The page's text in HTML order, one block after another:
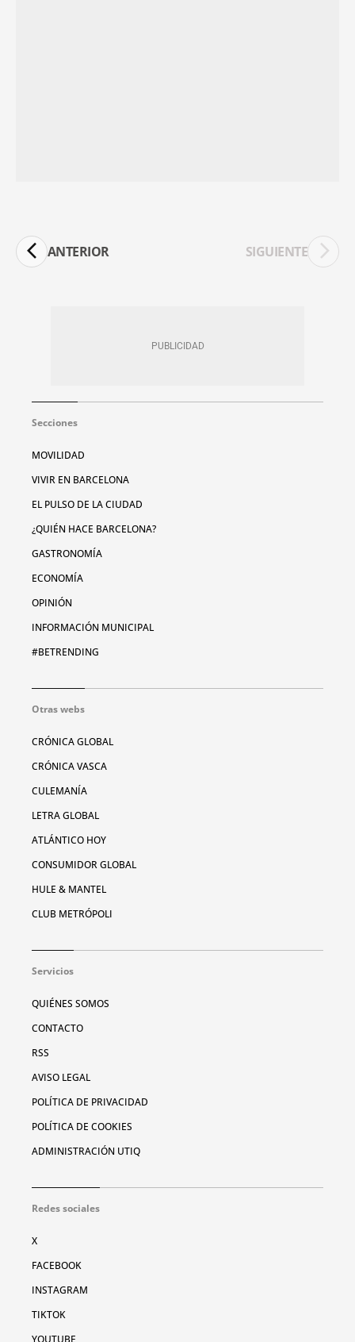
ANTERIOR SIGUIENTE
Secciones
MOVILIDAD
VIVIR EN BARCELONA
EL PULSO DE LA CIUDAD
¿QUIÉN HACE BARCELONA?
GASTRONOMÍA
ECONOMÍA
OPINIÓN
INFORMACIÓN MUNICIPAL
#BETRENDING
Otras webs
CRÓNICA GLOBAL
CRÓNICA VASCA
CULEMANÍA
LETRA GLOBAL
ATLÁNTICO HOY
CONSUMIDOR GLOBAL
HULE & MANTEL
CLUB METRÓPOLI
Servicios
QUIÉNES SOMOS
CONTACTO
RSS
AVISO LEGAL
POLÍTICA DE PRIVACIDAD
POLÍTICA DE COOKIES
ADMINISTRACIÓN UTIQ
Redes sociales
X
FACEBOOK
INSTAGRAM
TIKTOK
YOUTUBE